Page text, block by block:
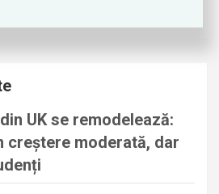
UK se remodelează:
creștere moderată, dar